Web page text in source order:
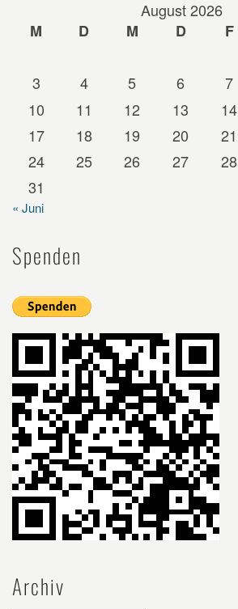
August 2026
M
D M D F
3
4 5 6 7
10
11 12 13 14
17
18 19 20 21
24
25 26 27 28
31
« Juni
Spenden
Archiv